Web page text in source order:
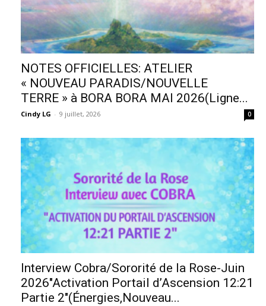
NOTES OFFICIELLES: ATELIER
« NOUVEAU PARADIS/NOUVELLE
TERRE » à BORA BORA MAI 2026(Ligne...
Cindy LG - 9 juillet, 2026 0
Interview Cobra/Sororité de la Rose-Juin
2026″Activation Portail d’Ascension 12:21
Partie 2″(Énergies,Nouveau...